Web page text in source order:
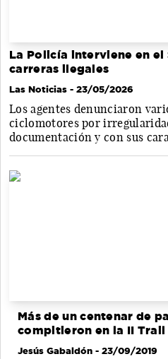
La Policía interviene en el
carreras ilegales
Las Noticias - 23/05/2026
Los agentes denunciaron
ciclomotores por
documentación y con sus
Más de un centenar de
compitieron en la II Trail
Jesús Gabaldón - 23/09/2019